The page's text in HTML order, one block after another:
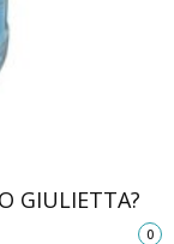
GIULIETTA?
0